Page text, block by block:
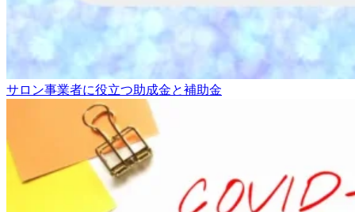
サロン事業者に役立つ助成金と補助金